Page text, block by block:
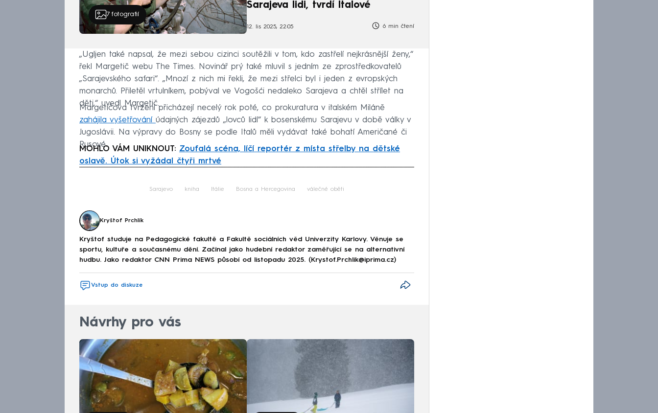
7 fotografií
Sarajeva lidi, tvrdí Italové
12. lis 2025, 22:05 6 min čtení
„Ugljen také napsal, že mezi sebou cizinci soutěžili v tom, kdo zastřelí nejkrásnější ženy,“
řekl Margetič webu The Times. Novinář prý také mluvil s jedním ze zprostředkovatelů
„Sarajevského safari“. „Mnozí z nich mi řekli, že mezi střelci byl i jeden z evropských
monarchů. Přiletěl vrtulníkem, pobýval ve Vogošći nedaleko Sarajeva a chtěl střílet na
děti,“ uvedl Margetič.
Margetičova tvrzení přicházejí necelý rok poté, co prokuratura v italském Miláně
zahájila vyšetřování údajných zájezdů „lovců lidí“ k bosenskému Sarajevu v době války v
Jugoslávii. Na výpravy do Bosny se podle Italů měli vydávat také bohatí Američané či
Rusové.
MOHLO VÁM UNIKNOUT: Zoufalá scéna, líčí reportér z místa střelby na dětské
oslavě. Útok si vyžádal čtyři mrtvé
Sarajevo kniha Itálie Bosna a Hercegovina válečné oběti
Kryštof Prchlík
Kryštof studuje na Pedagogické fakultě a Fakultě sociálních věd Univerzity Karlovy. Věnuje se
sportu, kultuře a současnému dění. Začínal jako hudební redaktor zaměřující se na alternativní
hudbu. Jako redaktor CNN Prima NEWS působí od listopadu 2025. (Krystof.Prchlik@iprima.cz)
Vstup do diskuze
Návrhy pro vás